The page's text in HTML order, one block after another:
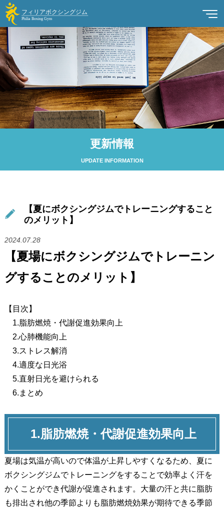
更新情報
UPDATE INFORMATION
【夏にボクシングジムでトレーニングすること
のメリット】
2024.07.28
【夏場にボクシングジムでトレーニン
グすることのメリット】
【目次】
1.脂肪燃焼・代謝促進効果向上
2.心肺機能向上
3.ストレス解消
4.適度な日光浴
5.直射日光を避けられる
6.まとめ
1.脂肪燃焼・代謝促進効果向上
夏場は気温が高いので体温が上昇しやすくなるため、夏に
ボクシングジムでトレーニングをすることで効率よく汗を
かくことができ代謝が促進されます。大量の汗と共に脂肪
も排出され他の季節よりも脂肪燃焼効果が期待できる季節